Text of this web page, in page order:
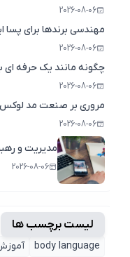
2026-08-06
مهندسی برندها برای پسا اینده
2026-08-06
چگونه مانند یک حرفه ای با
2026-08-06
مروری بر صنعت مد لوکس
2026-08-06
مدیریت و رهبری
2026-08-06
لیست برچسب ها
body language آموزش